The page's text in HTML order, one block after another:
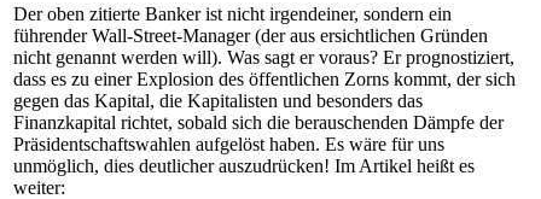
Der oben zitierte Banker ist nicht irgendeiner, sondern ein
führender Wall-Street-Manager (der aus ersichtlichen Gründen
nicht genannt werden will). Was sagt er voraus? Er prognostiziert,
dass es zu einer Explosion des öffentlichen Zorns kommt, der sich
gegen das Kapital, die Kapitalisten und besonders das
Finanzkapital richtet, sobald sich die berauschenden Dämpfe der
Präsidentschaftswahlen aufgelöst haben. Es wäre für uns
unmöglich, dies deutlicher auszudrücken! Im Artikel heißt es
weiter: